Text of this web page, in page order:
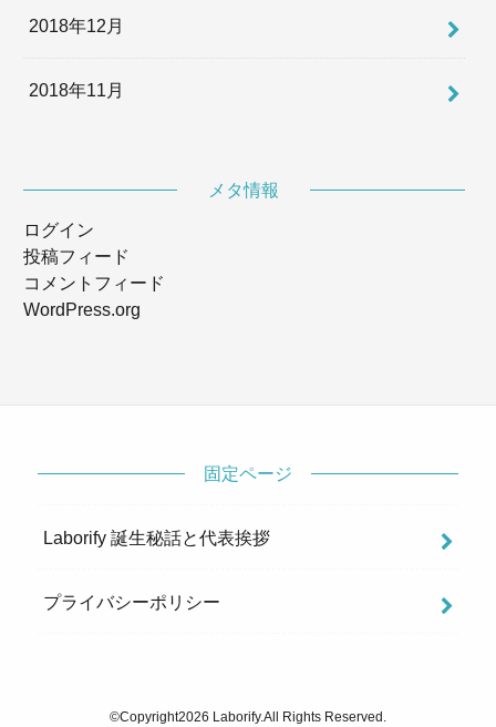
2018年12月
2018年11月
メタ情報
ログイン
投稿フィード
コメントフィード
WordPress.org
固定ページ
Laborify 誕生秘話と代表挨拶
プライバシーポリシー
©Copyright2026 Laborify.All Rights Reserved.